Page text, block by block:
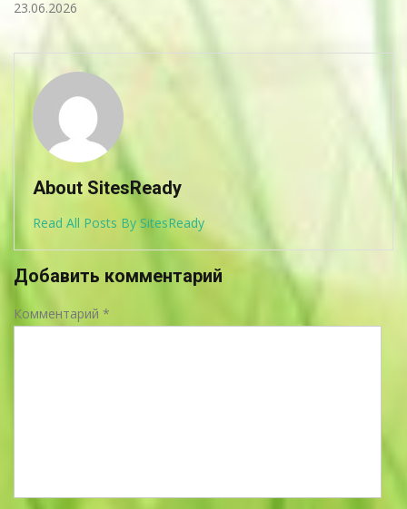
About SitesReady
Read All Posts By SitesReady
Добавить комментарий
Комментарий *